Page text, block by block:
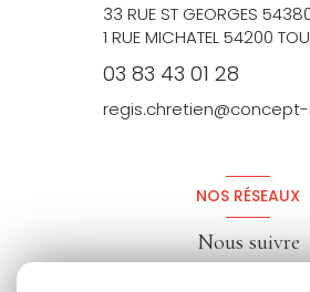
33 RUE ST GEORGES
1 RUE MICHATEL 54200
03 83 43 01 28
NOS RÉSEAUX
Nous suivre